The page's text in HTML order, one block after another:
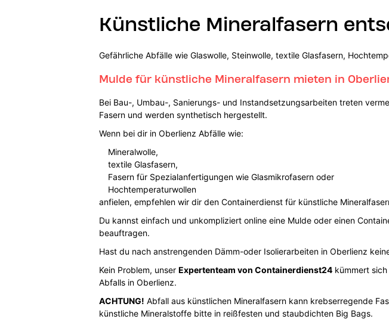
Künstliche Mineralfasern
Gefährliche Abfälle wie Glaswolle, Steinwolle, textile Glasfasern,
Mulde für künstliche Mineralfasern mieten in
Bei Bau-, Umbau-, Sanierungs- und Instandsetzungsarbeiten treten
Fasern und werden synthetisch hergestellt.
Wenn bei dir in Oberlienz Abfälle wie:
Mineralwolle,
textile Glasfasern,
Fasern für Spezialanfertigungen wie Glasmikrofasern oder
Hochtemperaturwollen
anfielen, empfehlen wir dir den Containerdienst für künstliche
Du kannst einfach und unkompliziert online eine Mulde oder einen
beauftragen.
Hast du nach anstrengenden Dämm-oder Isolierarbeiten in Oberlienz
Kein Problem, unser Expertenteam von Containerdienst24kümmert sich
Abfalls in Oberlienz.
ACHTUNG! Abfall aus künstlichen Mineralfasern kann krebserregende
künstliche Mineralstoffe bitte in reißfesten und staubdichten Big Bags.